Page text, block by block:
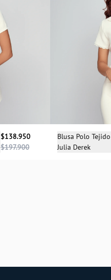
$138.950
$197.900
Blusa Polo
Julia Derek